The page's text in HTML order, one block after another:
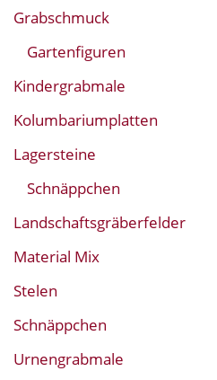
Grabschmuck
Gartenfiguren
Kindergrabmale
Kolumbariumplatten
Lagersteine
Schnäppchen
Landschaftsgräberfelder
Material Mix
Stelen
Schnäppchen
Urnengrabmale